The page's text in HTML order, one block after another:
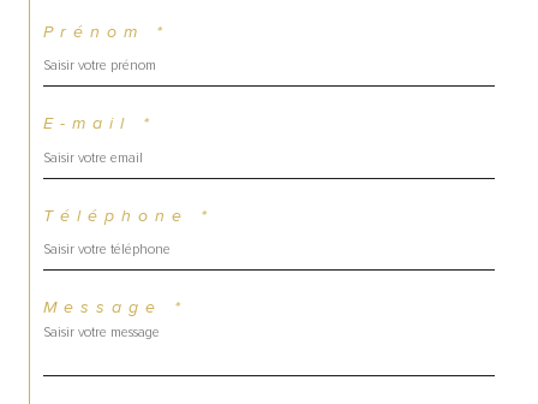
Prénom *
E-mail *
Téléphone *
Message *